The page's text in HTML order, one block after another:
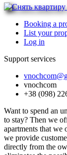
Booking a
List your
Log in
Support services
vnochcom
+38 (098)
Want to spend an
to stay? Then we
apartments that
we provide
directly from the